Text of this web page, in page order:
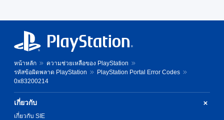
หน้าหลัก
ความช่วยเหลือของ PlayStation
รหัสข้อผิดพลาด PlayStation
PlayStation Portal Error Codes
0x83200214
เกี่ยวกับ
เกี่ยวกับ SIE